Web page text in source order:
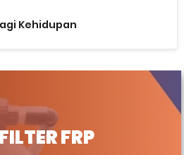
Kehidupan
FRP